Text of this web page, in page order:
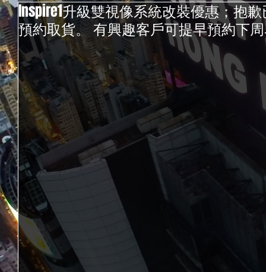
Inspire1升級雙視像系統改裝優惠；抱
預約取貨。 有興趣客戶可提早預約下